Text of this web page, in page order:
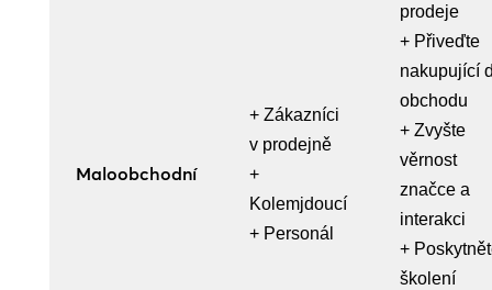
Maloobchodní
+ Zákazníci
v prodejně
+
Kolemjdoucí
+ Personál
prodeje
+ Přiveďte
nakupující
obchodu
+ Zvyšte
věrnost
značce a
interakci
+
školení